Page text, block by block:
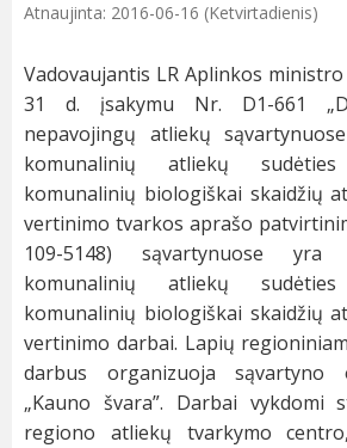
Atnaujinta: 2016-06-16 (Ketvirtadienis)
Vadovaujantis LR Aplinkos
31 d. įsakymu Nr. D1-661
nepavojingų atliekų
komunalinių atliekų
komunalinių biologiškai skaidžių
vertinimo tvarkos aprašo
109-5148) sąvartynuose yra
komunalinių atliekų
komunalinių biologiškai skaidžių
vertinimo darbai. Lapių
darbus organizuoja sąvartyno
„Kauno švara”. Darbai vykdomi
regiono atliekų tvarkymo